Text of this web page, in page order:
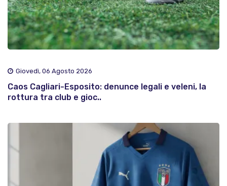
Giovedì, 06 Agosto 2026
Caos Cagliari-Esposito: denunce legali e veleni, la
rottura tra club e gioc..